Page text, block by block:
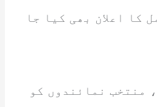
کا اعلان بھی کیا جا
منتخب نمائندوں کو